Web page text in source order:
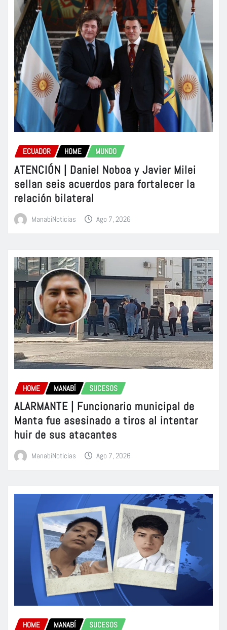
ECUADOR HOME MUNDO
ATENCIÓN | Daniel Noboa y Javier Milei
sellan seis acuerdos para fortalecer la
relación bilateral
ManabiNoticias Ago 7, 2026
HOME MANABÍ SUCESOS
ALARMANTE | Funcionario municipal de
Manta fue asesinado a tiros al intentar
huir de sus atacantes
ManabiNoticias Ago 7, 2026
HOME MANABÍ SUCESOS